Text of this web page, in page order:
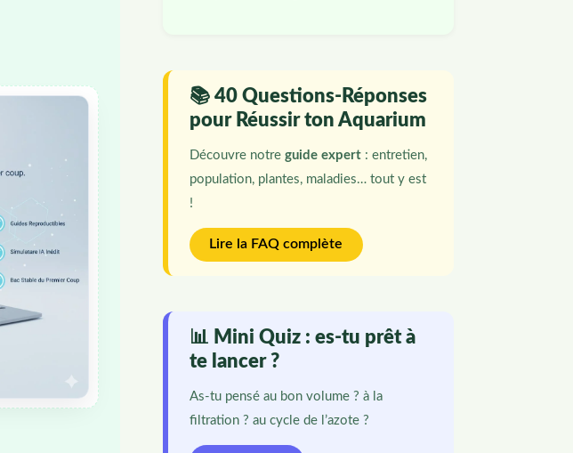
📚 40 Questions-Réponses
pour Réussir ton Aquarium
Découvre notreguide expert : entretien,
population, plantes, maladies… tout y est
!
Lire la FAQ complète
📊 Mini Quiz : es-tu prêt à
te lancer ?
As-tu pensé au bon volume ? à la
filtration ? au cycle de l’azote ?